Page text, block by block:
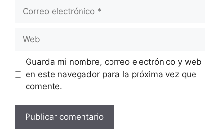
Correo
Web
Guarda mi nombre, correo electrónico y web
en este navegador para la próxima vez que
comente.